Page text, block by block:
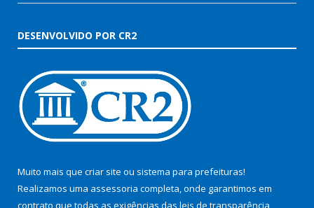
DESENVOLVIDO POR CR2
Muito mais que criar site ou sistema para prefeituras!
Realizamos uma assessoria completa, onde garantimos em
contrato que todas as exigências das leis de transparência